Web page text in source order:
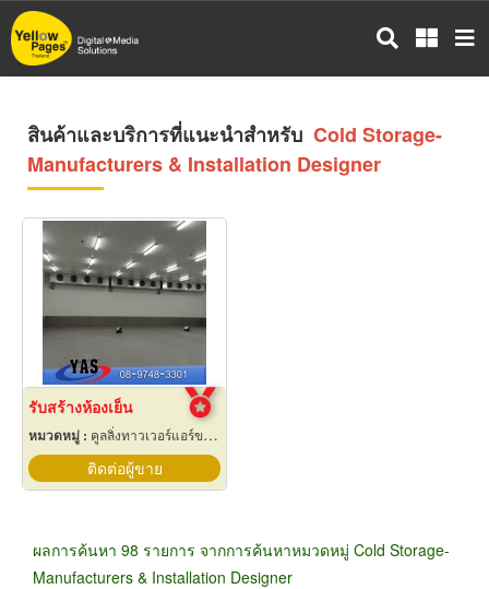
ข้าม
ไป
สินค้าและบริการที่แนะนำสำหรับ Cold Storage-
Manufacturers & Installation Designer
รับสร้างห้องเย็น
หมวดหมู่ : คูลลิ่งทาวเวอร์แอร์ขนาดใหญ่
ติดต่อผู้ขาย
ผลการค้นหา 98 รายการ จากการค้นหาหมวดหมู่ Cold Storage-
Manufacturers & Installation Designer